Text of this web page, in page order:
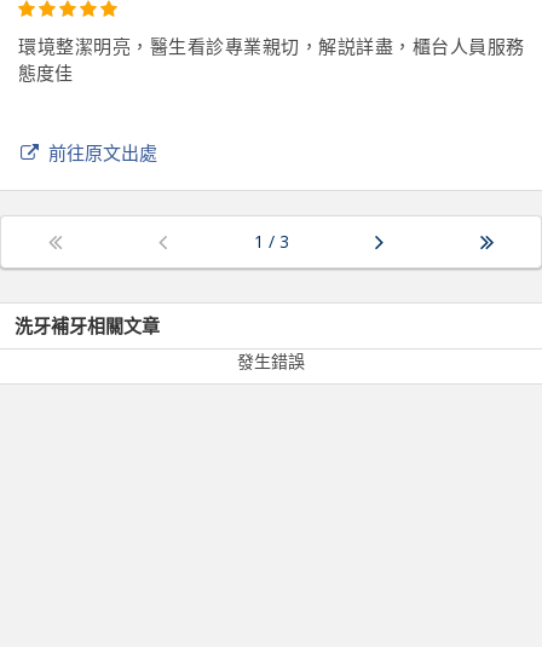
環境整潔明亮，醫生看診專業親切，解説詳盡，櫃台人員服務
態度佳
前往原文出處
1 / 3
洗牙補牙相關文章
發生錯誤